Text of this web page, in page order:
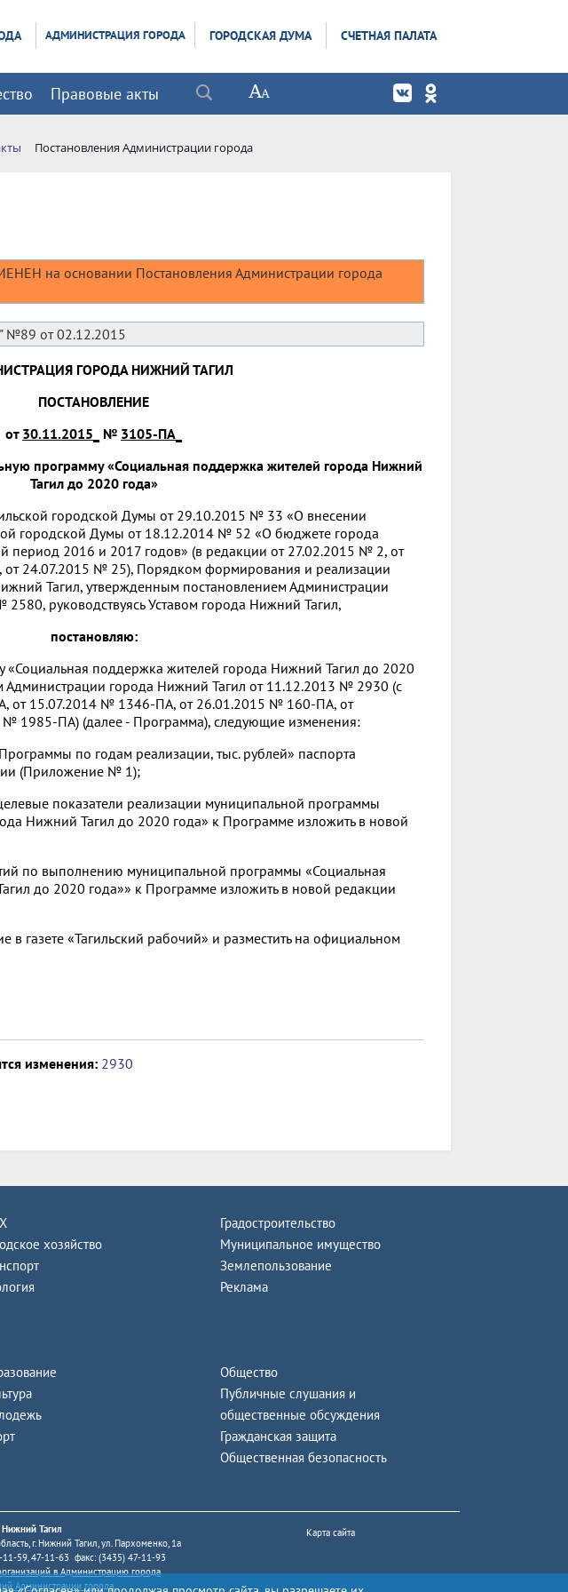
АДМИНИСТРАЦИЯ ГОРОДА ГОРОДСКАЯ ДУМА СЧЕТНАЯ ПАЛАТА
Правовые акты
Постановления Администрации города
на основании Постановления Администрации города
№89 от 02.12.2015
ГОРОДА НИЖНИЙ ТАГИЛ
ПОСТАНОВЛЕНИЕ
от 30.11.2015_ № 3105-ПА_
программу «Социальная поддержка жителей города Нижний
Тагил до 2020 года»
городской Думы от 29.10.2015 № 33 «О внесении
городской Думы от 18.12.2014 № 52 «О бюджете города
период 2016 и 2017 годов» (в редакции от 27.02.2015 № 2, от
24.07.2015 № 25), Порядком формирования и реализации
Тагил, утвержденным постановлением Администрации
руководствуясь Уставом города Нижний Тагил,
постановляю:
«Социальная поддержка жителей города Нижний Тагил до 2020
Администрации города Нижний Тагил от 11.12.2013 № 2930 (с
от 15.07.2014 № 1346-ПА, от 26.01.2015 № 160-ПА, от
1985-ПА) (далее - Программа), следующие изменения:
по годам реализации, тыс. рублей» паспорта
(Приложение № 1);
показатели реализации муниципальной программы
Нижний Тагил до 2020 года» к Программе изложить в новой
по выполнению муниципальной программы «Социальная
до 2020 года»» к Программе изложить в новой редакции
в газете «Тагильский рабочий» и разместить на официальном
изменения: 2930
хозяйство
Градостроительство
Муниципальное имущество
Землепользование
Реклама
Общество
Публичные слушания и
общественные обсуждения
Гражданская защита
Общественная безопасность
Тагил
г. Нижний Тагил, ул. Пархоменко, 1а
11-59, 47-11-63 факс: (3435) 47-11-93
в Администрацию города
Администрации города
Карта сайта